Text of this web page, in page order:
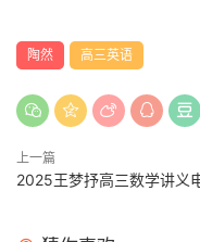
陶然 高三英语
上一篇
2025王梦抒高三数学讲义